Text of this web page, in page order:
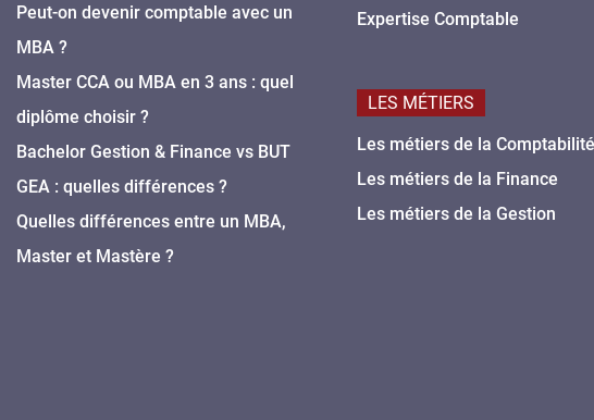
Peut-on devenir comptable avec un
MBA ?
Master CCA ou MBA en 3 ans : quel
diplôme choisir ?
Bachelor Gestion & Finance vs BUT
GEA : quelles différences ?
Quelles différences entre un MBA,
Master et Mastère ?
Expertise Comptable
LES MÉTIERS
Les métiers de la Comptabilité
Les métiers de la Finance
Les métiers de la Gestion